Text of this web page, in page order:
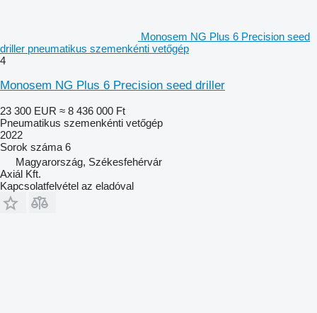
Monosem NG Plus 6 Precision seed
driller pneumatikus szemenkénti vetőgép
4
Monosem NG Plus 6 Precision seed driller
23 300 EUR ≈ 8 436 000 Ft
Pneumatikus szemenkénti vetőgép
2022
Sorok száma 6
Magyarország, Székesfehérvár
Axiál Kft.
Kapcsolatfelvétel az eladóval